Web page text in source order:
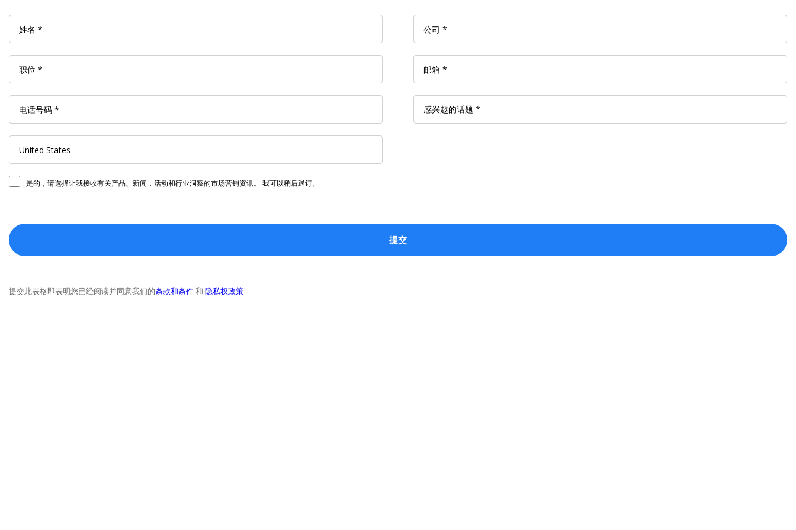
是的，请选择让我接收有关产品、新闻，活动和行业洞察的市场营销资讯。 我可以稍后退订。
提交此表格即表明您已经阅读并同意我们的条款和条件和 隐私权政策